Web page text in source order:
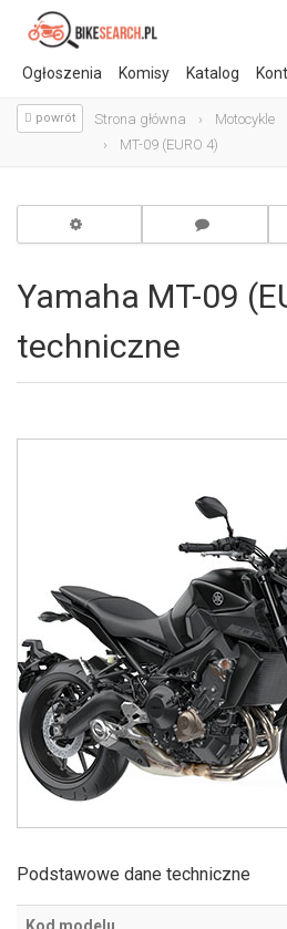
Ogłoszenia Komisy Katalog
powrót Strona główna Motocykle
MT-09 (EURO 4)
Yamaha MT-09
techniczne
Podstawowe dane techniczne